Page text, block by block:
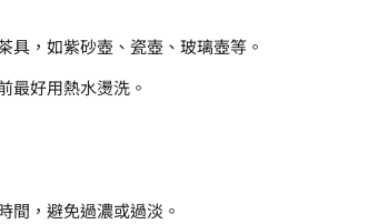
具，如紫砂壺、瓷壺、玻璃壺等。
最好用熱水燙洗。
間，避免過濃或過淡。